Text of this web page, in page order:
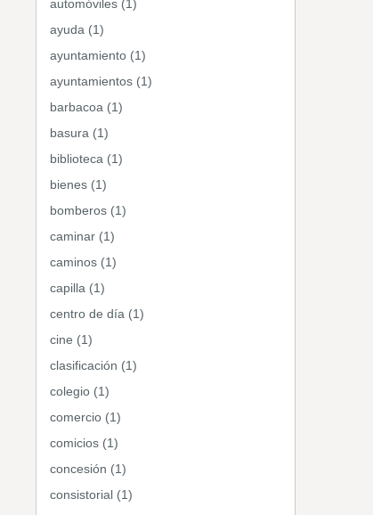
automóviles (1)
ayuda (1)
ayuntamiento (1)
ayuntamientos (1)
barbacoa (1)
basura (1)
biblioteca (1)
bienes (1)
bomberos (1)
caminar (1)
caminos (1)
capilla (1)
centro de día (1)
cine (1)
clasificación (1)
colegio (1)
comercio (1)
comicios (1)
concesión (1)
consistorial (1)